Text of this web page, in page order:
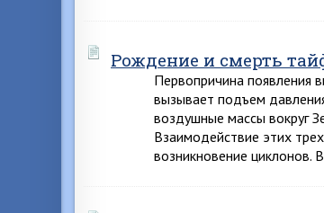
Рождение и смерть
Первопричина появления
вызывает подъем
воздушные массы вокруг
Взаимодействие этих
возникновение циклонов.